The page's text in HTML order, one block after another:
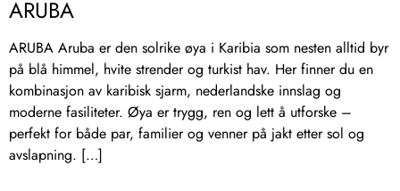
ARUBA
ARUBA Aruba er den solrike øya i Karibia som nesten alltid byr
på blå himmel, hvite strender og turkist hav. Her finner du en
kombinasjon av karibisk sjarm, nederlandske innslag og
moderne fasiliteter. Øya er trygg, ren og lett å utforske –
perfekt for både par, familier og venner på jakt etter sol og
avslapning. […]